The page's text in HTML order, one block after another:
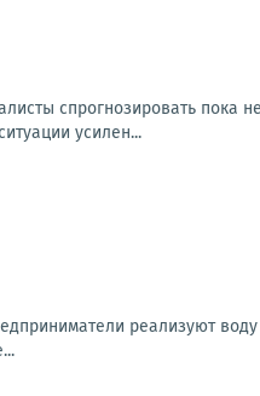
спрогнозировать пока
усилен...
реализуют